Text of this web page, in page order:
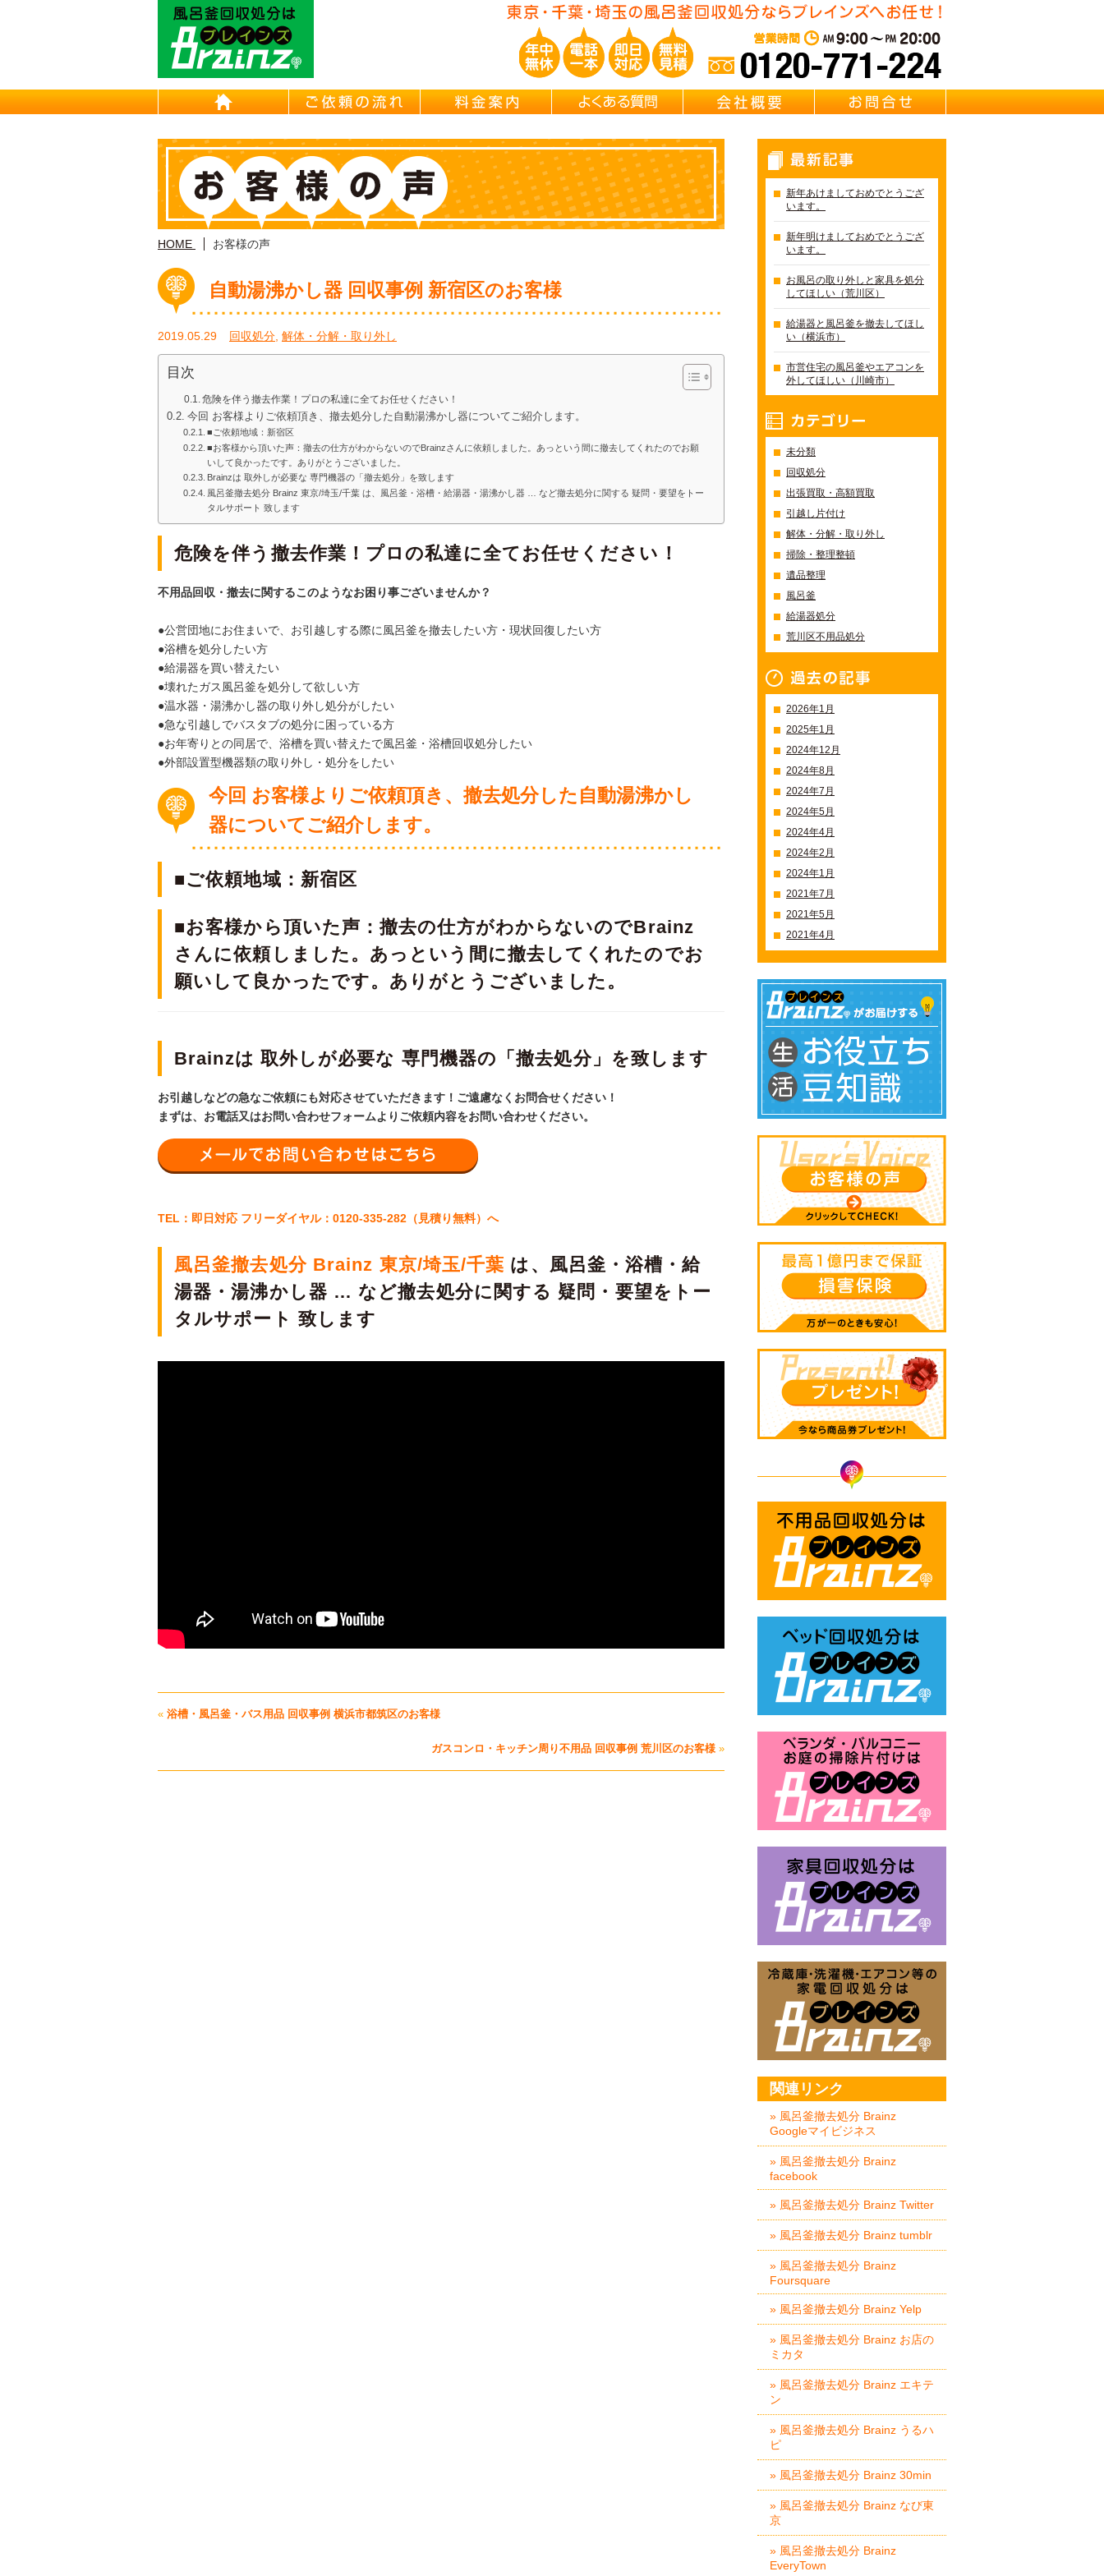
東京/埼玉/千葉/神奈川の 風呂釜撤去・取外し・処分・引越し片付け・遺品整理・リサイクル Brainz 取扱い 【風呂釜・浴槽・給湯器・バスタブ・ガ
HOME ご依頼の流れ 料金案内 よくある質問 会社概要
HOME お客様の声
自動湯沸かし器 回収事例 新宿区のお客様
2019.05.29 回収処分 解体・分解・取り外し
目次
危険を伴う撤去作業！プロの私達に全てお任せください！
今回 お客様よりご依頼頂き、撤去処分した自動湯沸かし器についてご紹介します。
■ご依頼地域：新宿区
■お客様から頂いた声：撤去の仕方がわからないのでBrainzさんに依頼しました。あっという間に撤去してくれたのでお願
いして良かったです。ありがとうございました。
Brainzは 取外しが必要な 専門機器の「撤去処分」を致します
風呂釜撤去処分 Brainz 東京/埼玉/千葉 は、風呂釜・浴槽・給湯器・湯沸かし器 … など撤去処分に関する 疑問・要望をトー
タルサポート 致します
危険を伴う撤去作業！プロの私達に全てお任せください！
不用品回収・撤去に関するこのようなお困り事ございませんか？
●公営団地にお住まいで、お引越しする際に風呂釜を撤去したい方・現状回復したい方
●浴槽を処分したい方
●給湯器を買い替えたい
●壊れたガス風呂釜を処分して欲しい方
●温水器・湯沸かし器の取り外し処分がしたい
●急な引越しでバスタブの処分に困っている方
●お年寄りとの同居で、浴槽を買い替えたで風呂釜・浴槽回収処分したい
●外部設置型機器類の取り外し・処分をしたい
今回 お客様よりご依頼頂き、撤去処分した自動湯沸かし
器についてご紹介します。
■ご依頼地域：新宿区
■お客様から頂いた声：撤去の仕方がわからないのでBrainz
さんに依頼しました。あっという間に撤去してくれたのでお
願いして良かったです。ありがとうございました。
Brainzは 取外しが必要な 専門機器の「撤去処分」を致します
お引越しなどの急なご依頼にも対応させていただきます！ご遠慮なくお問合せください！
まずは、お電話又はお問い合わせフォームよりご依頼内容をお問い合わせください。
TEL：即日対応 フリーダイヤル：0120-335-282（見積り無料）へ
風呂釜撤去処分 Brainz 東京/埼玉/千葉 は、風呂釜・浴槽・給
湯器・湯沸かし器 … など撤去処分に関する 疑問・要望をトー
タルサポート 致します
« 浴槽・風呂釜・バス用品 回収事例 横浜市都筑区のお客様
ガスコンロ・キッチン周り不用品 回収事例 荒川区のお客様 »
新年あけましておめでとうござ
います。
新年明けましておめでとうござ
います。
お風呂の取り外しと家具を処分
してほしい（荒川区）
給湯器と風呂釜を撤去してほし
い（横浜市）
市営住宅の風呂釜やエアコンを
外してほしい（川崎市）
未分類
回収処分
出張買取・高額買取
引越し片付け
解体・分解・取り外し
掃除・整理整頓
遺品整理
風呂釜
給湯器処分
荒川区不用品処分
2026年1月
2025年1月
2024年12月
2024年8月
2024年7月
2024年5月
2024年4月
2024年2月
2024年1月
2021年7月
2021年5月
2021年4月
関連リンク
» 風呂釜撤去処分 Brainz
Googleマイビジネス
» 風呂釜撤去処分 Brainz
facebook
» 風呂釜撤去処分 Brainz Twitter
» 風呂釜撤去処分 Brainz tumblr
» 風呂釜撤去処分 Brainz
Foursquare
» 風呂釜撤去処分 Brainz Yelp
» 風呂釜撤去処分 Brainz お店の
ミカタ
» 風呂釜撤去処分 Brainz エキテ
ン
» 風呂釜撤去処分 Brainz うるハ
ピ
» 風呂釜撤去処分 Brainz 30min
» 風呂釜撤去処分 Brainz なび東
京
» 風呂釜撤去処分 Brainz
EveryTown